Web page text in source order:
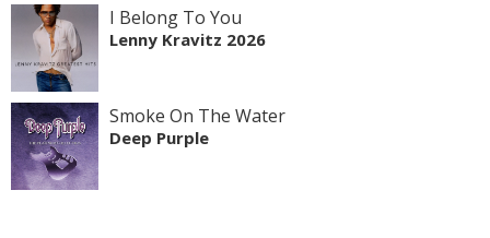
I Belong To You
Lenny Kravitz 2026
Smoke On The Water
Deep Purple